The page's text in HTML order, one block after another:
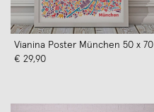
Vianina Poster München 50 x 70
€ 29,90